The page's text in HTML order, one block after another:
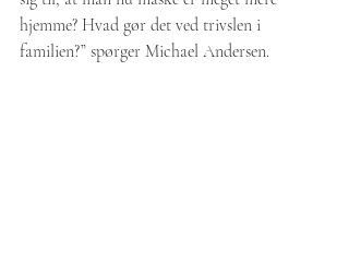
hjemme? Hvad gør det ved trivslen i
familien?” spørger Michael Andersen.